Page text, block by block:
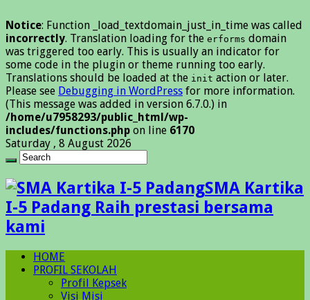
Notice: Function _load_textdomain_just_in_time was called
incorrectly. Translation loading for the erforms domain
was triggered too early. This is usually an indicator for
some code in the plugin or theme running too early.
Translations should be loaded at the init action or later.
Please see Debugging in WordPress for more information.
(This message was added in version 6.7.0.) in
/home/u7958293/public_html/wp-
includes/functions.php on line 6170
Saturday , 8 August 2026
SMA Kartika
I-5 Padang Raih prestasi bersama
kami
HOME
PROFIL SEKOLAH
Profil Kepsek
Visi Misi